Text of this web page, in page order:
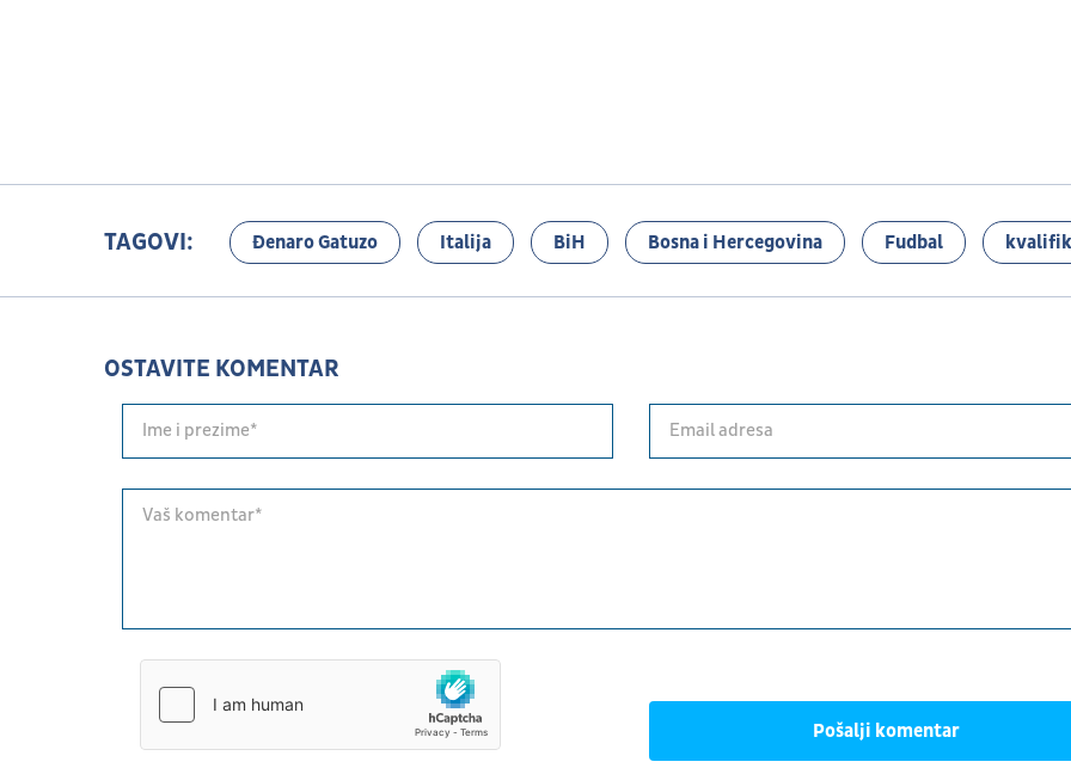
TAGOVI: Đenaro Gatuzo Italija BiH Bosna i Hercegovina Fudbal
OSTAVITE KOMENTAR
Pošalji komentar